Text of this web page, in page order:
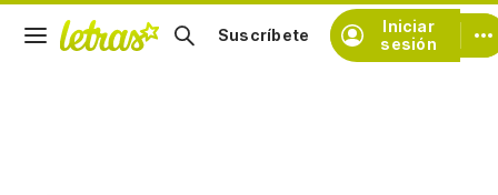
Iniciar
sesión
Suscríbete